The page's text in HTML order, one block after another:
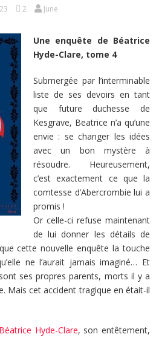
2 June
Une enquête de Béatrice
Hyde-Clare, tome 4
Submergée par l’interminable
liste de ses devoirs en tant
que future duchesse de
Kesgrave, Beatrice n’a qu’une
envie : se changer les idées
avec un bon mystère à
résoudre. Heureusement,
c’est exactement ce que la
comtesse d’Abercrombie lui a
promis !
Or celle-ci refuse maintenant
de lui donner les détails de
cette nouvelle enquête la touche
ne l’aurait jamais imaginé… Et
ses propres parents, morts il y a
Mais cet accident tragique en était-il
Béatrice Hyde-Clare, son entêtement,